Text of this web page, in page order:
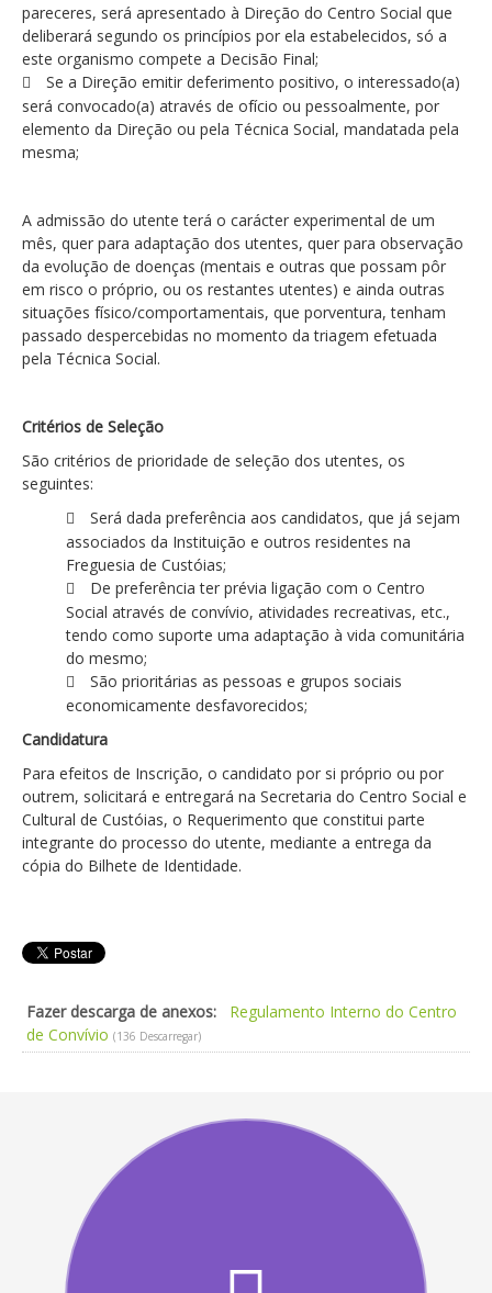
pareceres, será apresentado à Direção do Centro Social que
deliberará segundo os princípios por ela estabelecidos, só a
este organismo compete a Decisão Final;
Se a Direção emitir deferimento positivo, o interessado(a)
será convocado(a) através de ofício ou pessoalmente, por
elemento da Direção ou pela Técnica Social, mandatada pela
mesma;
A admissão do utente terá o carácter experimental de um
mês, quer para adaptação dos utentes, quer para observação
da evolução de doenças (mentais e outras que possam pôr
em risco o próprio, ou os restantes utentes) e ainda outras
situações físico/comportamentais, que porventura, tenham
passado despercebidas no momento da triagem efetuada
pela Técnica Social.
Critérios de Seleção
São critérios de prioridade de seleção dos utentes, os
seguintes:
Será dada preferência aos candidatos, que já sejam
associados da Instituição e outros residentes na
Freguesia de Custóias;
De preferência ter prévia ligação com o Centro
Social através de convívio, atividades recreativas, etc.,
tendo como suporte uma adaptação à vida comunitária
do mesmo;
São prioritárias as pessoas e grupos sociais
economicamente desfavorecidos;
Candidatura
Para efeitos de Inscrição, o candidato por si próprio ou por
outrem, solicitará e entregará na Secretaria do Centro Social e
Cultural de Custóias, o Requerimento que constitui parte
integrante do processo do utente, mediante a entrega da
cópia do Bilhete de Identidade.
Fazer descarga de anexos:
Regulamento Interno do Centro
de Convívio (136 Descarregar)